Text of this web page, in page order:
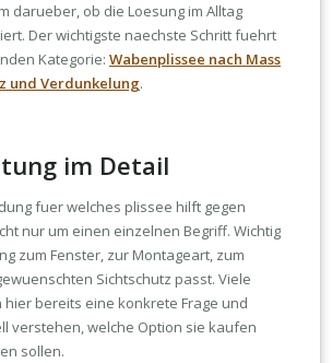
darueber, ob die Loesung im Alltag
Der wichtigste naechste Schritt fuehrt
Kategorie: Wabenplissee nach Mass
und Verdunkelung.
im Detail
fuer welches plissee hilft gegen
nur um einen einzelnen Begriff. Wichtig
zum Fenster, zur Montageart, zum
Sichtschutz passt. Viele
hier bereits eine konkrete Frage und
verstehen, welche Option sie kaufen
sollen.